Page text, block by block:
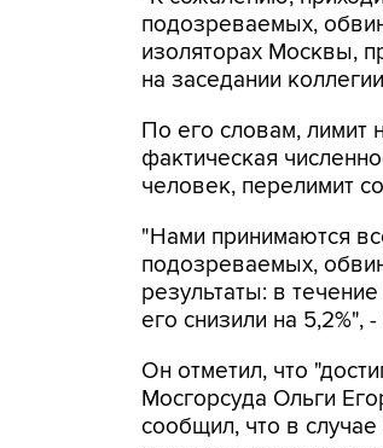
подозреваемых,
изоляторах Москвы,
на заседании
По его словам, лимит
фактическая
человек, перелимит
"Нами принимаются
подозреваемых,
результаты: в
его снизили на 5,2%",
Он отметил, что
Мосгорсуда Ольги
сообщил, что в